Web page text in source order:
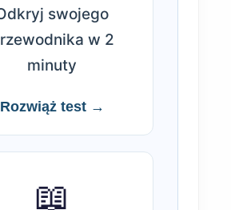
swojego
w 2
minuty
Rozwiąż test →